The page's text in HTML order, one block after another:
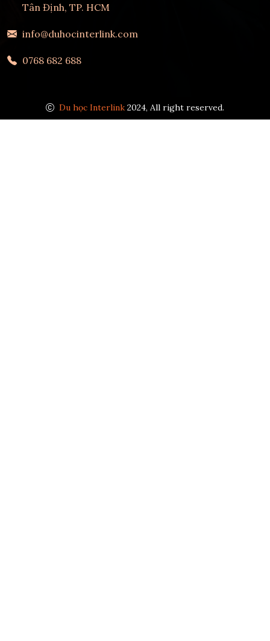
Tân Định, TP. HCM
info@duhocinterlink.com
0768 682 688
Du học Interlink 2024, All right reserved.